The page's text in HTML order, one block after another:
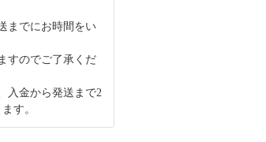
までにお時間をい
すのでご了承くだ
入金から発送まで2
す。